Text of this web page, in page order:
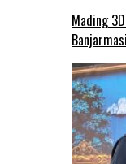
Mading